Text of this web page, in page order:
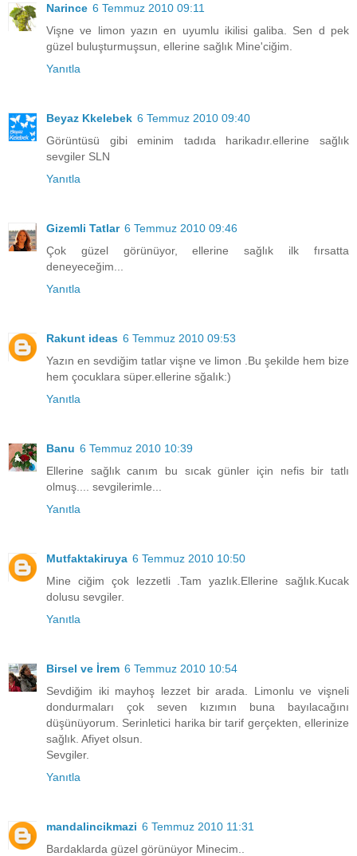
Narince 6 Temmuz 2010 09:11
Vişne ve limon yazın en uyumlu ikilisi galiba. Sen d pek
güzel buluşturmuşsun, ellerine sağlık Mine'ciğim.
Yanıtla
Beyaz Kkelebek 6 Temmuz 2010 09:40
Görüntüsü gibi eminim tadıda harikadır.ellerine sağlık
sevgiler SLN
Yanıtla
Gizemli Tatlar 6 Temmuz 2010 09:46
Çok güzel görünüyor, ellerine sağlık ilk fırsatta
deneyeceğim...
Yanıtla
Rakunt ideas 6 Temmuz 2010 09:53
Yazın en sevdiğim tatlar vişne ve limon .Bu şekilde hem bize
hem çocuklara süper.ellerine sğalık:)
Yanıtla
Banu 6 Temmuz 2010 10:39
Ellerine sağlık canım bu sıcak günler için nefis bir tatlı
olmuş.... sevgilerimle...
Yanıtla
Mutfaktakiruya 6 Temmuz 2010 10:50
Mine ciğim çok lezzetli .Tam yazlık.Ellerine sağlık.Kucak
dolusu sevgiler.
Yanıtla
Birsel ve İrem 6 Temmuz 2010 10:54
Sevdiğim iki mayhoş lezzet bir arada. Limonlu ve vişneli
dondurmaları çok seven kızımın buna bayılacağını
düşünüyorum. Serinletici harika bir tarif gerçekten, ellerinize
sağlık. Afiyet olsun.
Sevgiler.
Yanıtla
mandalincikmazi 6 Temmuz 2010 11:31
Bardaklarda güzel görünüyor Minecim..